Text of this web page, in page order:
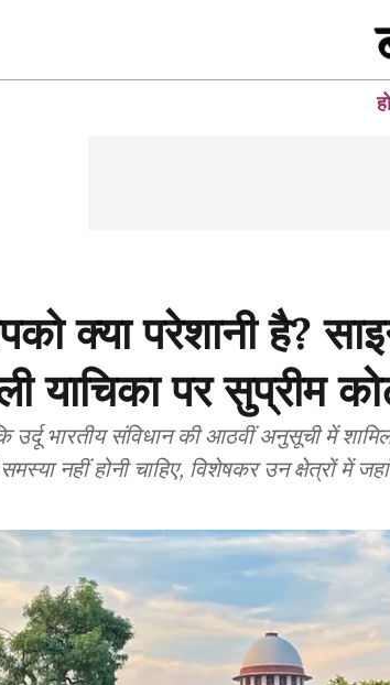
क्या परेशानी है?
याचिका पर सुप्रीम
उर्दू भारतीय संविधान की आठवीं अनुसूची में
नहीं होनी चाहिए, विशेषकर उन क्षेत्रों में